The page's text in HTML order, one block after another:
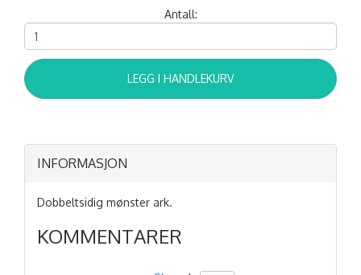
Antall:
LEGG I HANDLEKURV
INFORMASJON
Dobbeltsidig mønster ark.
KOMMENTARER